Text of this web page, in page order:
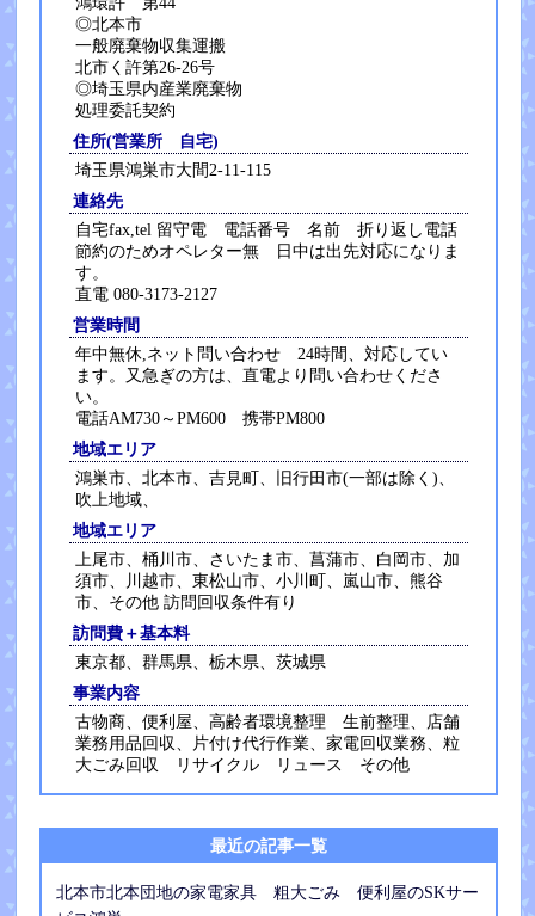
◎北本市
一般廃棄物収集運搬
北市く許第26-26号
◎埼玉県内産業廃棄物
処理委託契約
住所(営業所 自宅)
埼玉県鴻巣市大間2-11-115
連絡先
自宅fax,tel 留守電 電話番号 名前 折り返し電話
節約のためオペレター無 日中は出先対応になりま
す。
直電 080-3173-2127
営業時間
年中無休,ネット問い合わせ 24時間、対応してい
ます。又急ぎの方は、直電より問い合わせくださ
い。
電話AM730～PM600 携帯PM800
地域エリア
鴻巣市、北本市、吉見町、旧行田市(一部は除く)、
吹上地域、
地域エリア
上尾市、桶川市、さいたま市、菖蒲市、白岡市、加
須市、川越市、東松山市、小川町、嵐山市、熊谷
市、その他 訪問回収条件有り
訪問費＋基本料
東京都、群馬県、栃木県、茨城県
事業内容
古物商、便利屋、高齢者環境整理 生前整理、店舗
業務用品回収、片付け代行作業、家電回収業務、粒
大ごみ回収 リサイクル リュース その他
最近の記事一覧
北本市北本団地の家電家具 粗大ごみ 便利屋のSKサー